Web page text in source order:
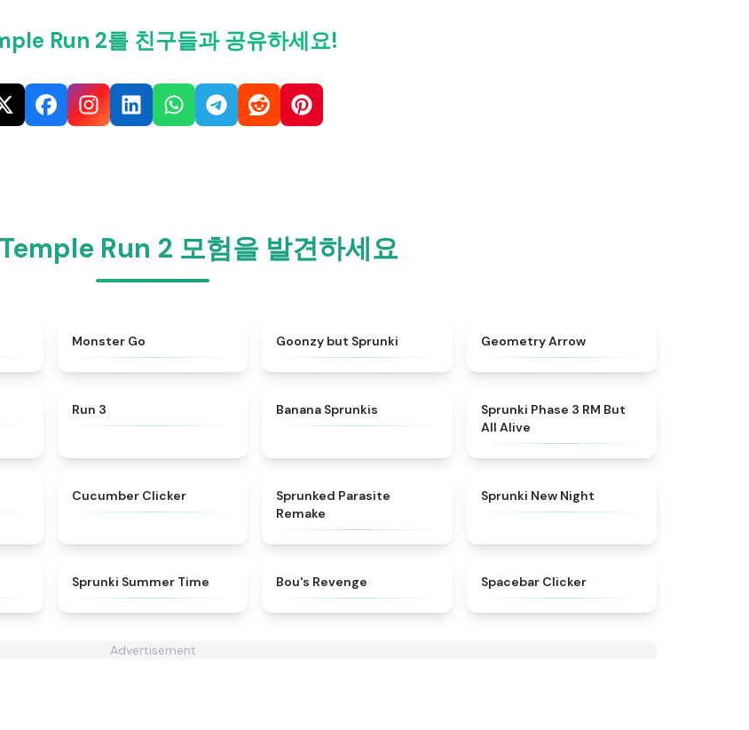
Run 2를 친구들과 공유하세요!
Run 2 모험을 발견하세요
Monster Go Goonzy but Sprunki Geometry Arrow
Run 3 Banana Sprunkis ★
Sprunki Phase 3 RM But
All Alive
Cucumber Clicker
Sprunked Parasite
Remake
Sprunki New Night
Sprunki Summer Time Bou's Revenge Spacebar Clicker
Advertisement